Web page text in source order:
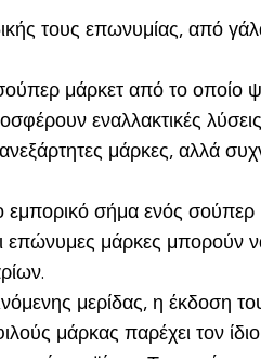
τους επωνυμίας, από γάλα
μάρκετ από το οποίο
εναλλακτικές
μάρκες, αλλά
εμπορικό σήμα ενός
μάρκες μπορούν
μερίδας, η έκδοση
μάρκας παρέχει τον